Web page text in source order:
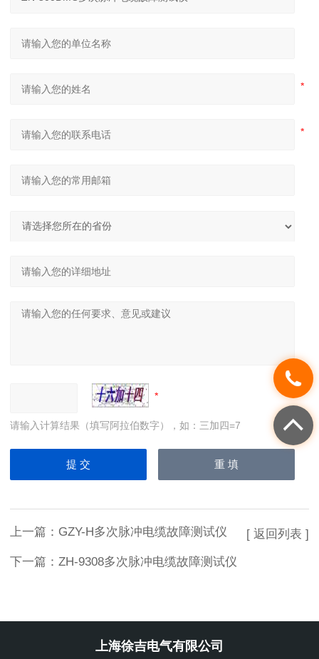
请输入计算结果（填写阿拉伯数字），如：三加四=7
上一篇： GZY-H多次脉冲电缆故障测试仪
下一篇： ZH-9308多次脉冲电缆故障测试仪
[ 返回列表 ]
上海徐吉电气有限公司